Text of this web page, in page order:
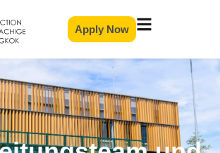
Apply Now